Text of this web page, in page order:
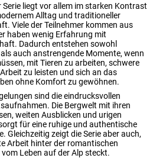
Serie liegt vor allem im starken Kontrast
Alltag und traditioneller
Viele der Teilnehmer kommen aus
haben wenig Erfahrung mit
Dadurch entstehen sowohl
auch anstrengende Momente, wenn
mit Tieren zu arbeiten, schwere
zu leisten und sich an das
ohne Komfort zu gewöhnen.
sind die eindrucksvollen
Die Bergwelt mit ihren
weiten Ausblicken und urigen
für eine ruhige und authentische
Gleichzeitig zeigt die Serie aber auch,
Arbeit hinter der romantischen
Leben auf der Alp steckt.